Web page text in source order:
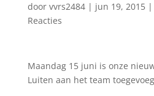
door vvrs2484| jun 19, 2015|
Reacties
Maandag 15 juni is onze
Luiten aan het team